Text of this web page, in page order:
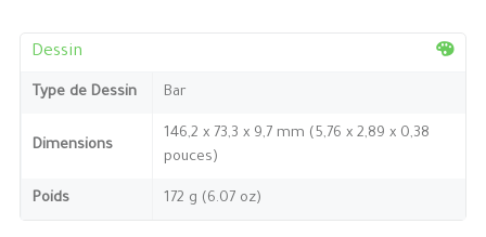
Dessin
Type de Dessin Bar
Dimensions
146,2 x 73,3 x 9,7 mm (5,76 x 2,89 x 0,38
pouces)
Poids 172 g (6.07 oz)